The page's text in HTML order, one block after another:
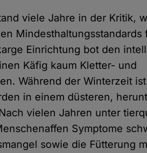
viele Jahre in der Kritik,
Mindesthaltungsstandards
Einrichtung bot den
Käfig kaum Kletter- und
Während der Winterzeit
in einem düsteren,
vielen Jahren unter
Symptome
sowie die Fütterung